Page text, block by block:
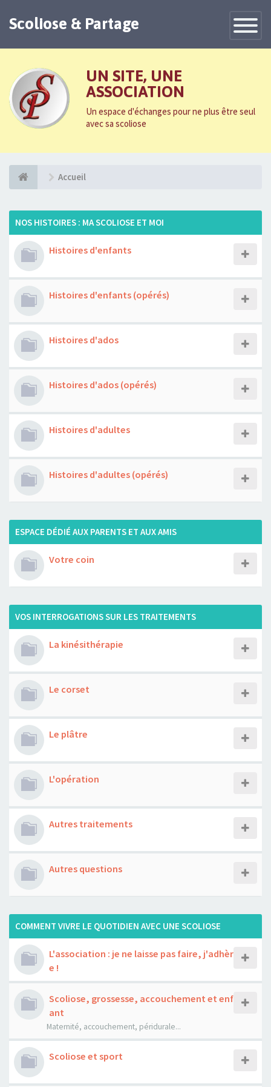
Toggle
Scoliose & Partage
UN SITE, UNE
ASSOCIATION
Un espace d'échanges pour ne plus être seul
avec sa scoliose
Accueil
NOS HISTOIRES : MA SCOLIOSE ET MOI
Histoires d'enfants
Histoires d'enfants (opérés)
Histoires d'ados
Histoires d'ados (opérés)
Histoires d'adultes
Histoires d'adultes (opérés)
ESPACE DÉDIÉ AUX PARENTS ET AUX AMIS
Votre coin
VOS INTERROGATIONS SUR LES TRAITEMENTS
La kinésithérapie
Le corset
Le plâtre
L'opération
Autres traitements
Autres questions
COMMENT VIVRE LE QUOTIDIEN AVEC UNE SCOLIOSE
L'association : je ne laisse pas faire, j'adhèr
e !
Scoliose, grossesse, accouchement et enf
ant
Maternité, accouchement, péridurale...
Scoliose et sport